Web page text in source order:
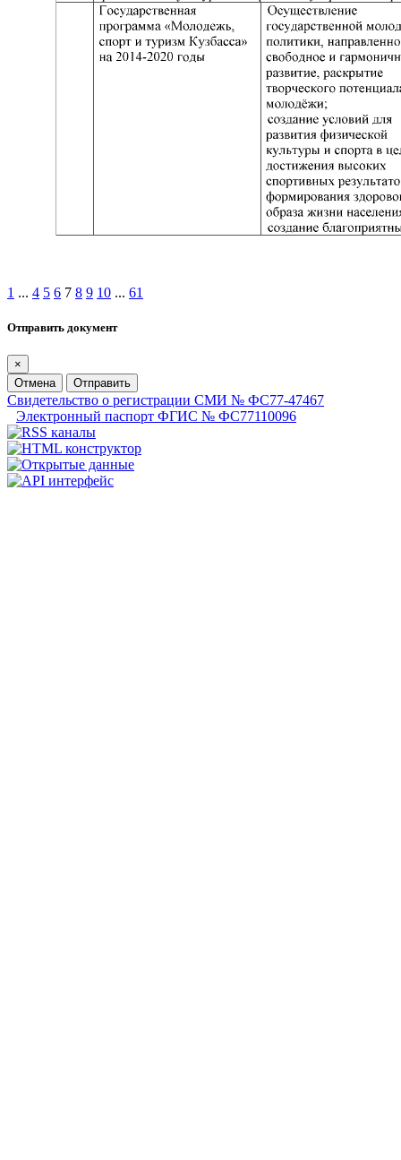
1 ... 4 5 6 7 8 9 10 ... 61
Отправить документ
×
Отмена
Отправить
Свидетельство о регистрации СМИ № ФС77-47467
Электронный паспорт ФГИС № ФС77110096